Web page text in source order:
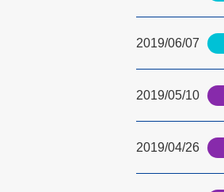
2019/06/07
2019/05/10
2019/04/26